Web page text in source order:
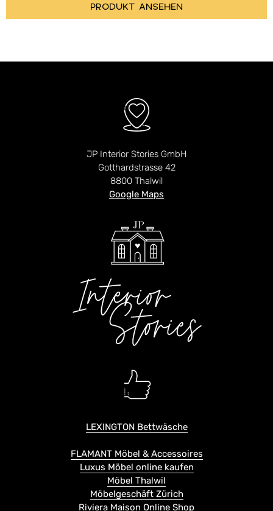
PRODUKT ANSEHEN
JP Interior Stories GmbH
Gotthardstrasse 42
8800 Thalwil
Google Maps
LEXINGTON Bettwäsche
FLAMANT Möbel & Accessoires
Luxus Möbel online kaufen
Möbel Thalwil
Möbelgeschäft Zürich
Riviera Maison Online Shop